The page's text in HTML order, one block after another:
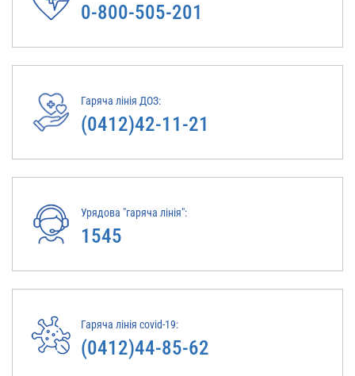
0-800-505-201
Гаряча лінія ДОЗ:
(0412)42-11-21
Урядова "гаряча лінія":
1545
Гаряча лінія covid-19:
(0412)44-85-62